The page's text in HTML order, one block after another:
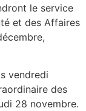
le service
et des Affaires
vendredi
des
28 novembre.